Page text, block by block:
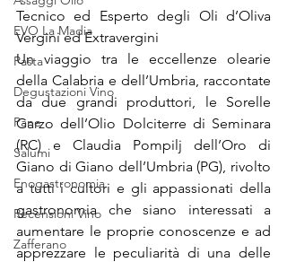
EVO La Madia
Pasta
Degustazioni Vino
Pane
Salumi
Enogastronomia
Recensioni Vino
Zafferano
Tecnico ed Esperto degli Oli d’Oliva
Vergini ed Extravergini
Un viaggio tra le eccellenze olearie
della Calabria e dell’Umbria, raccontate
da due grandi produttori, le Sorelle
Garzo dell’Olio Dolciterre di Seminara
(RC) e Claudia Pompilj dell’Oro di
Giano di Giano dell’Umbria (PG), rivolto
a tutti i cultori e gli appassionati della
gastronomia che siano interessati a
aumentare le proprie conoscenze e ad
apprezzare le peculiarità di una delle